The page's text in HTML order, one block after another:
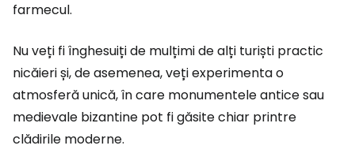
farmecul.
Nu veți fi înghesuiți de mulțimi de alți turiști practic
nicăieri și, de asemenea, veți experimenta o
atmosferă unică, în care monumentele antice sau
medievale bizantine pot fi găsite chiar printre
clădirile moderne.